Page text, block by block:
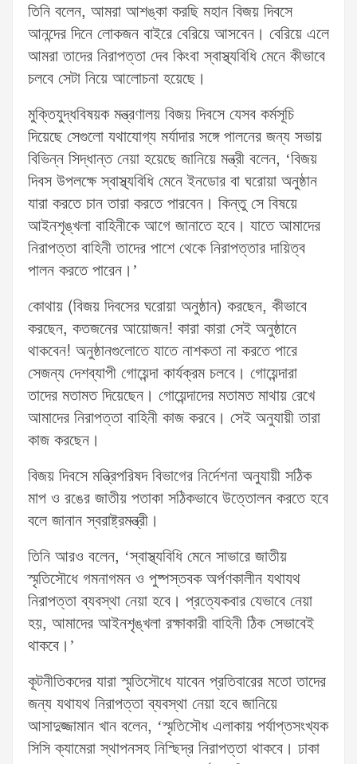
তিনি বলেন, আমরা আশঙ্কা করছি মহান বিজয় দিবসে
আনন্দের দিনে লোকজন বাইরে বেরিয়ে আসবেন। বেরিয়ে এলে
আমরা তাদের নিরাপত্তা দেব কিংবা স্বাস্থ্যবিধি মেনে কীভাবে
চলবে সেটা নিয়ে আলোচনা হয়েছে।
মুক্তিযুদ্ধবিষয়ক মন্ত্রণালয় বিজয় দিবসে যেসব কর্মসূচি
দিয়েছে সেগুলো যথাযোগ্য মর্যাদার সঙ্গে পালনের জন্য সভায়
বিভিন্ন সিদ্ধান্ত নেয়া হয়েছে জানিয়ে মন্ত্রী বলেন, ‘বিজয়
দিবস উপলক্ষে স্বাস্থ্যবিধি মেনে ইনডোর বা ঘরোয়া অনুষ্ঠান
যারা করতে চান তারা করতে পারবেন। কিন্তু সে বিষয়ে
আইনশৃঙ্খলা বাহিনীকে আগে জানাতে হবে। যাতে আমাদের
নিরাপত্তা বাহিনী তাদের পাশে থেকে নিরাপত্তার দায়িত্ব
পালন করতে পারেন।’
কোথায় (বিজয় দিবসের ঘরোয়া অনুষ্ঠান) করছেন, কীভাবে
করছেন, কতজনের আয়োজন! কারা কারা সেই অনুষ্ঠানে
থাকবেন! অনুষ্ঠানগুলোতে যাতে নাশকতা না করতে পারে
সেজন্য দেশব্যাপী গোয়েন্দা কার্যক্রম চলবে। গোয়েন্দারা
তাদের মতামত দিয়েছেন। গোয়েন্দাদের মতামত মাথায় রেখে
আমাদের নিরাপত্তা বাহিনী কাজ করবে। সেই অনুযায়ী তারা
কাজ করছেন।
বিজয় দিবসে মন্ত্রিপরিষদ বিভাগের নির্দেশনা অনুযায়ী সঠিক
মাপ ও রঙের জাতীয় পতাকা সঠিকভাবে উত্তোলন করতে হবে
বলে জানান স্বরাষ্ট্রমন্ত্রী।
তিনি আরও বলেন, ‘স্বাস্থ্যবিধি মেনে সাভারে জাতীয়
স্মৃতিসৌধে গমনাগমন ও পুষ্পস্তবক অর্পণকালীন যথাযথ
নিরাপত্তা ব্যবস্থা নেয়া হবে। প্রত্যেকবার যেভাবে নেয়া
হয়, আমাদের আইনশৃঙ্খলা রক্ষাকারী বাহিনী ঠিক সেভাবেই
থাকবে।’
কূটনীতিকদের যারা স্মৃতিসৌধে যাবেন প্রতিবারের মতো তাদের
জন্য যথাযথ নিরাপত্তা ব্যবস্থা নেয়া হবে জানিয়ে
আসাদুজ্জামান খান বলেন, ‘স্মৃতিসৌধ এলাকায় পর্যাপ্তসংখ্যক
সিসি ক্যামেরা স্থাপনসহ নিশ্ছিদ্র নিরাপত্তা থাকবে। ঢাকা